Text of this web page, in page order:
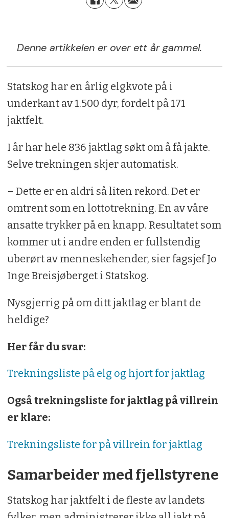
Denne artikkelen er over ett år gammel.
Statskog har en årlig elgkvote på i
underkant av 1.500 dyr, fordelt på 171
jaktfelt.
I år har hele 836 jaktlag søkt om å få jakte.
Selve trekningen skjer automatisk.
– Dette er en aldri så liten rekord. Det er
omtrent som en lottotrekning. En av våre
ansatte trykker på en knapp. Resultatet som
kommer ut i andre enden er fullstendig
uberørt av menneskehender, sier fagsjef Jo
Inge Breisjøberget i Statskog.
Nysgjerrig på om ditt jaktlag er blant de
heldige?
Her får du svar:
Trekningsliste på elg og hjort for jaktlag
Også trekningsliste for jaktlag på villrein
er klare:
Trekningsliste for på villrein for jaktlag
Samarbeider med fjellstyrene
Statskog har jaktfelt i de fleste av landets